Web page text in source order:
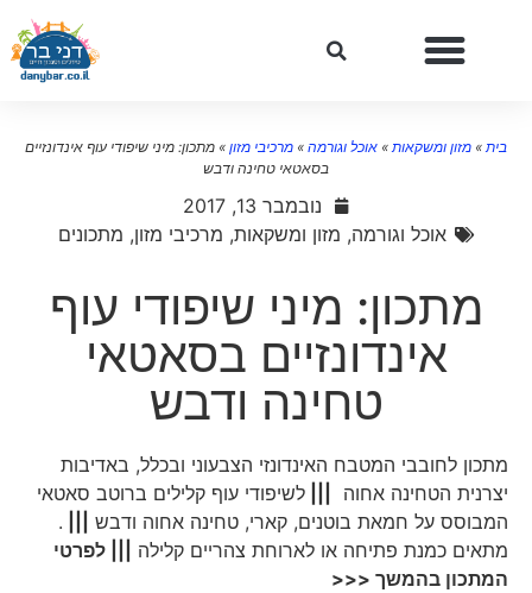
»מזון ומשקאות»אוכל וגורמה»מרכיבי מזון »מתכון: מיני שיפודי עוף אינדונזיים
בסאטאי טחינה ודבש
נובמבר 13, 2017
אוכל וגורמה,מזון ומשקאות,מרכיבי מזון,מתכונים
מתכון: מיני שיפודי עוף
אינדונזיים בסאטאי
טחינה ודבש
מתכון לחובבי המטבח האינדונזי הצבעוני ובכלל, באדיבות
יצרנית הטחינה אחוה|||
לשיפודי עוף קלילים ברוטב סאטאי
המבוסס על חמאת בוטנים, קארי, טחינה אחוה ודבש|||
מתאים כמנת פתיחה או לארוחת צהריים קלילה||| לפרטי
המתכון בהמשך <<<